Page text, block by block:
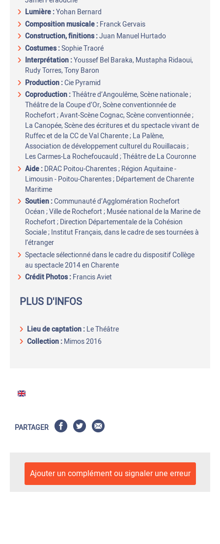
Lumière :Yohan Bernard
Composition musicale :Franck Gervais
Construction, finitions :Juan Manuel Hurtado
Costumes :Sophie Traoré
Interprétation :Youssef Bel Baraka, Mustapha Ridaoui,
Rudy Torres, Tony Baron
Production :Cie Pyramid
Coproduction :Théâtre d’Angoulême, Scène nationale ;
Théâtre de la Coupe d’Or, Scène conventionnée de
Rochefort ; Avant-Scène Cognac, Scène conventionnée ;
La Canopée, Scène des écritures et du spectacle vivant de
Ruffec et de la CC de Val Charente ; La Palène,
Association de développement culturel du Rouillacais ;
Les Carmes-La Rochefoucauld ; Théâtre de La Couronne
Aide :DRAC Poitou-Charentes ; Région Aquitaine -
Limousin - Poitou-Charentes ; Département de Charente
Maritime
Soutien :Communauté d’Agglomération Rochefort
Océan ; Ville de Rochefort ; Musée national de la Marine de
Rochefort ; Direction Départementale de la Cohésion
Sociale ; Institut Français, dans le cadre de ses tournées à
l’étranger
Spectacle sélectionné dans le cadre du dispositif Collège
au spectacle 2014 en Charente
Crédit Photos :Francis Aviet
PLUS D'INFOS
Lieu de captation:Le Théâtre
Collection :Mimos 2016
PARTAGER
Ajouter un complément ou signaler une erreur